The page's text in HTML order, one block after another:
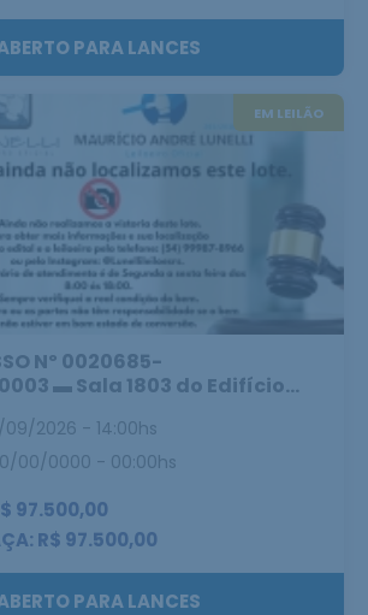
PARA LANCES
EM LEILÃO
Nº 0020685-
▬ Sala 1803 do Edifício...
09/2026 - 14:00hs
00/0000 - 00:00hs
97.500,00
R$ 97.500,00
PARA LANCES